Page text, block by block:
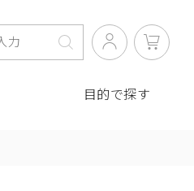
目的で探す